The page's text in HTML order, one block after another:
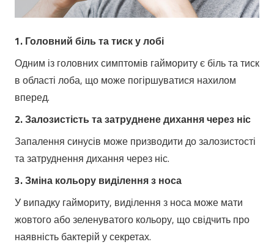
1. Головний біль та тиск у лобі
Одним із головних симптомів гаймориту є біль та тиск
в області лоба, що може погіршуватися нахилом
вперед.
2. Залозистість та затруднене дихання через ніс
Запалення синусів може призводити до залозистості
та затруднення дихання через ніс.
3. Зміна кольору виділення з носа
У випадку гаймориту, виділення з носа може мати
жовтого або зеленуватого кольору, що свідчить про
наявність бактерій у секретах.